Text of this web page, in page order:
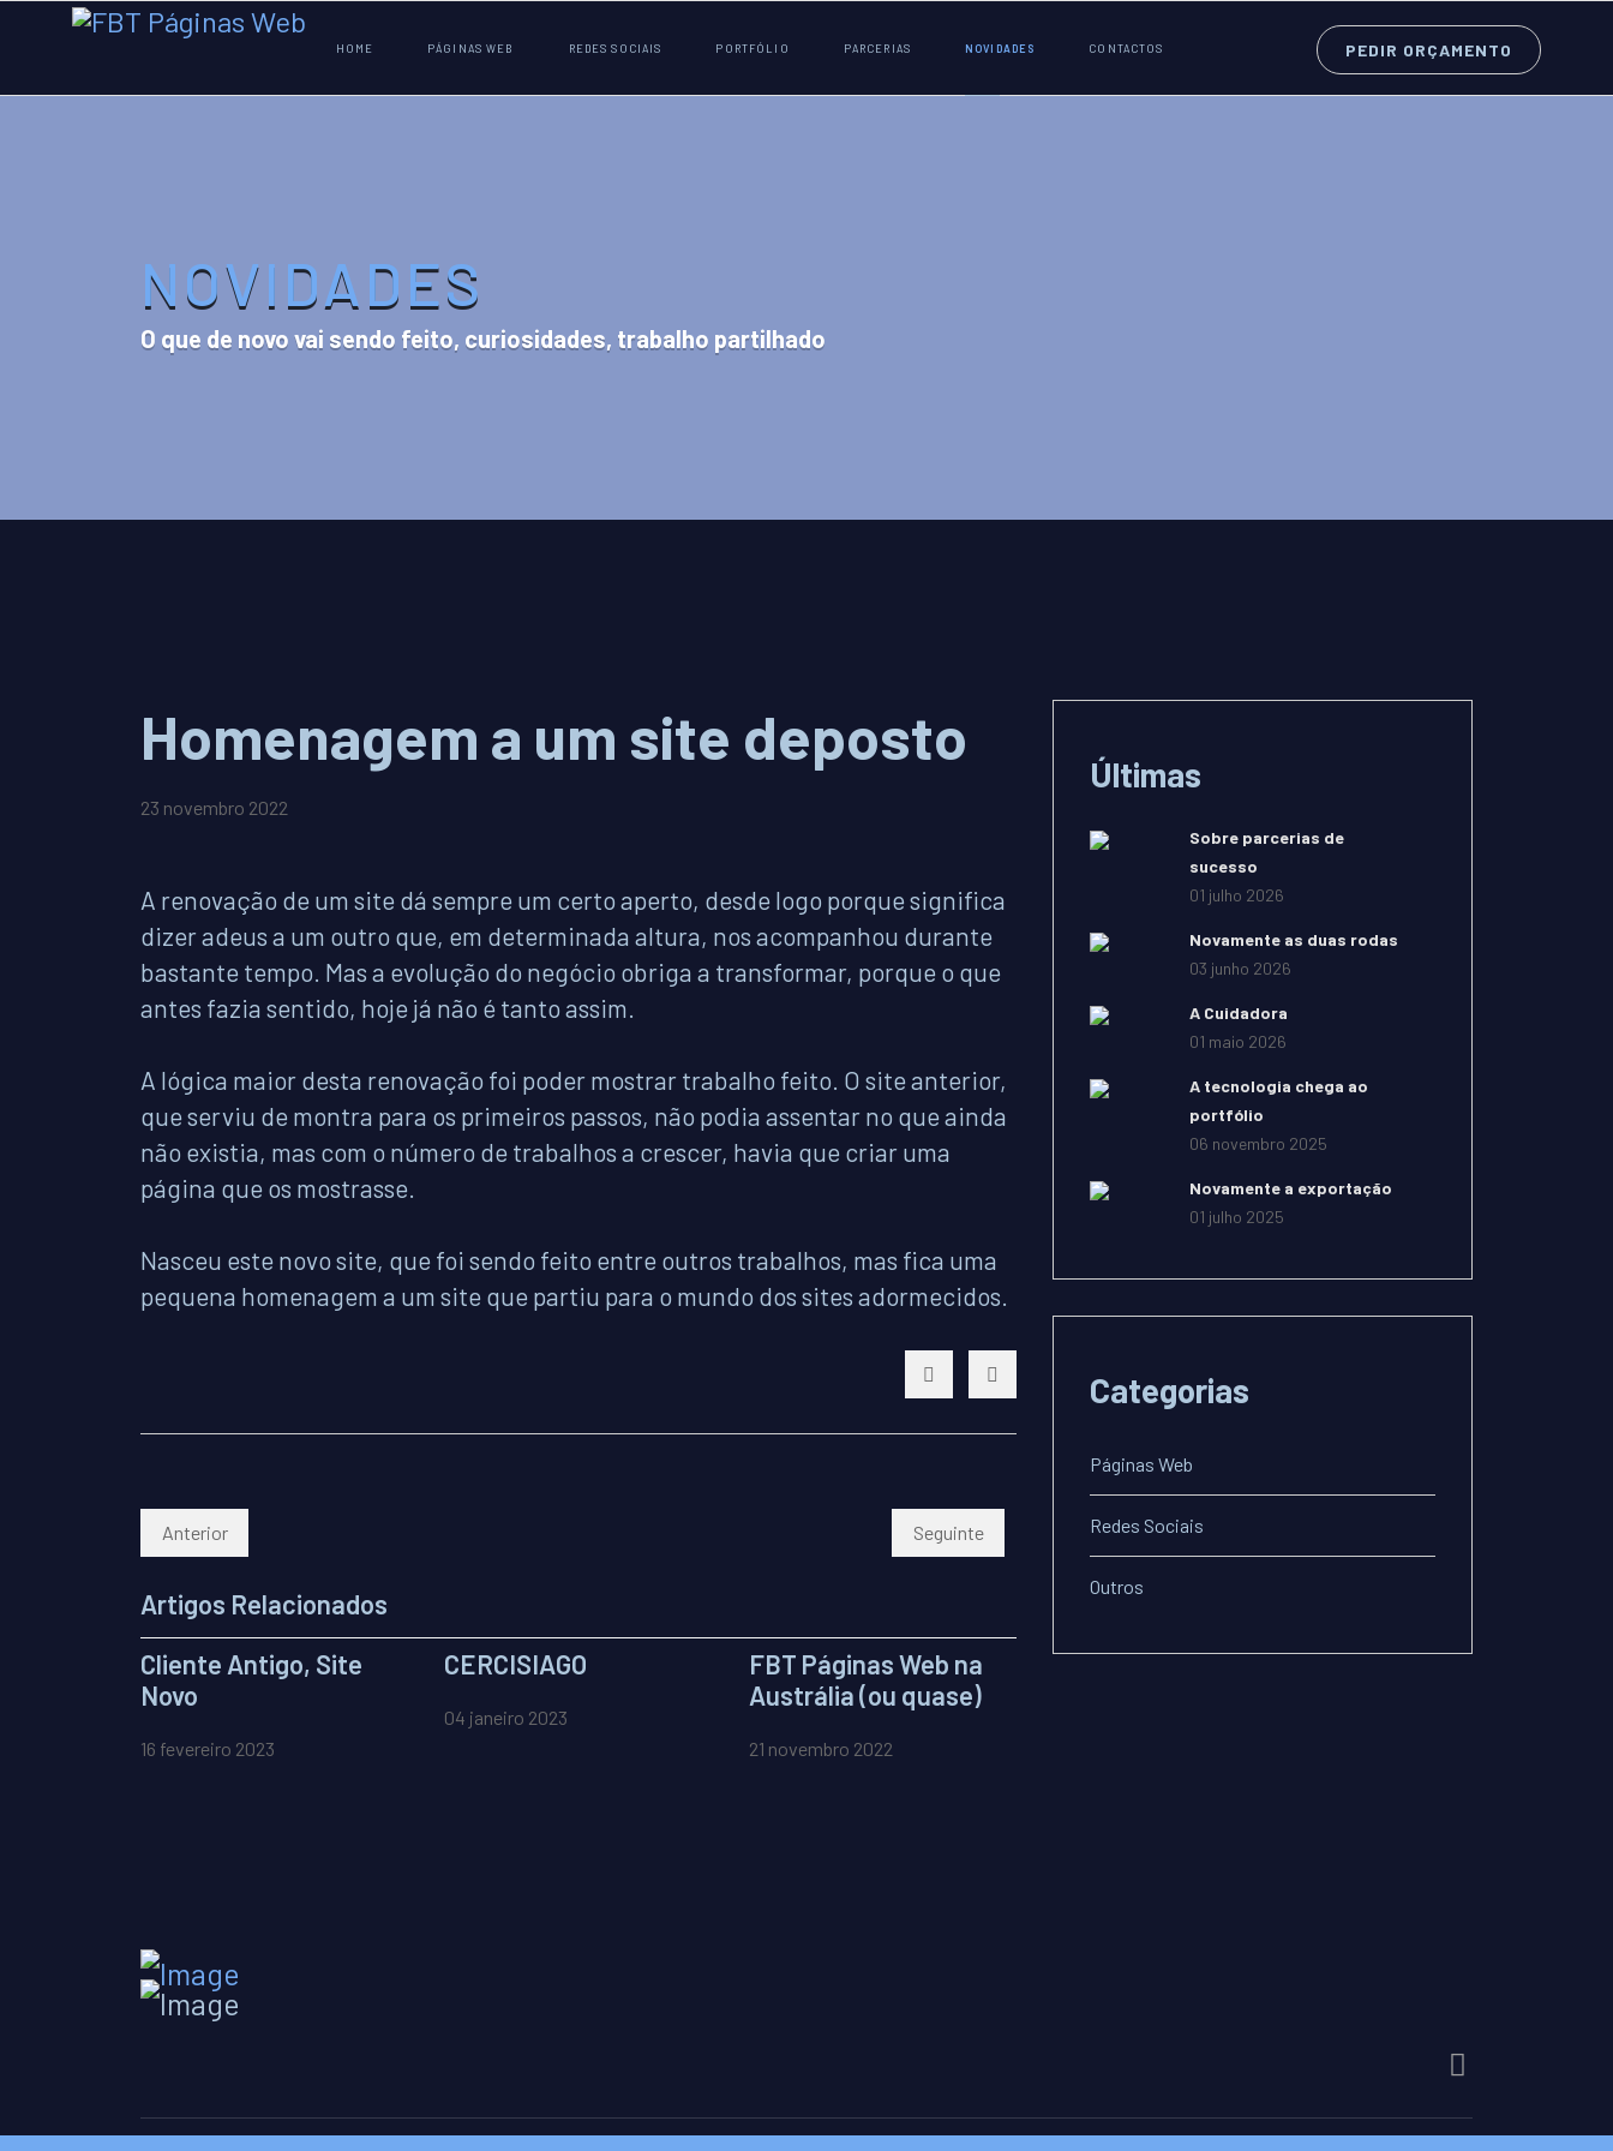
HOME PÁGINAS WEB REDES SOCIAIS PORTFÓLIO PARCERIAS NOVIDADES CONTACTOS PEDIR ORÇAMENTO
NOVIDADES
O que de novo vai sendo feito, curiosidades, trabalho partilhado
Homenagem a um site deposto
23 novembro 2022
A renovação de um site dá sempre um certo aperto, desde logo porque significa
dizer adeus a um outro que, em determinada altura, nos acompanhou durante
bastante tempo. Mas a evolução do negócio obriga a transformar, porque o que
antes fazia sentido, hoje já não é tanto assim.
A lógica maior desta renovação foi poder mostrar trabalho feito. O site anterior,
que serviu de montra para os primeiros passos, não podia assentar no que ainda
não existia, mas com o número de trabalhos a crescer, havia que criar uma
página que os mostrasse.
Nasceu este novo site, que foi sendo feito entre outros trabalhos, mas fica uma
pequena homenagem a um site que partiu para o mundo dos sites adormecidos.
Artigo anterior: CERCISIAGO
Anterior Artigo seguinte: FBT Páginas Web na Austrália (ou quase)
Seguinte
Artigos Relacionados
Cliente Antigo, Site
Novo
16 fevereiro 2023
CERCISIAGO
04 janeiro 2023
FBT Páginas Web na
Austrália (ou quase)
21 novembro 2022
Últimas
Sobre parcerias de
sucesso
01 julho 2026
Novamente as duas rodas
03 junho 2026
A Cuidadora
01 maio 2026
A tecnologia chega ao
portfólio
06 novembro 2025
Novamente a exportação
01 julho 2025
Categorias
Páginas Web
Redes Sociais
Outros